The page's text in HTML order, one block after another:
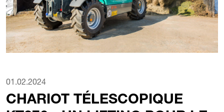
01.02.2024
CHARIOT TÉLESCOPIQUE